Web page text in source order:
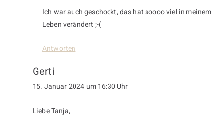
Ich war auch geschockt, das hat soooo viel in meinem
Leben verändert ;-(
Antworten
Gerti
15. Januar 2024 um 16:30 Uhr
Liebe Tanja,